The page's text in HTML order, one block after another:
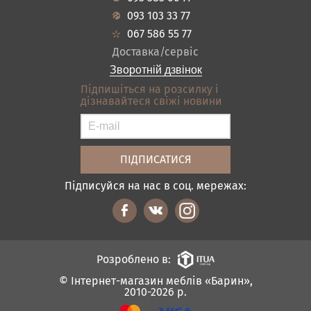
Передпокої
Ванна
Акціі
Гарантія
Кредит
Оплата і доставка
Відгуки
Контакти
Карта сайту
Умови покупки
093 103 33 77
067 586 55 77
Доставка/сервіс
Зворотній дзвінок
Підпишіться на розсилку і
дізнавайтеся свіжі новини
Підписуйся на нас в соц. мережах:
© Інтернет-магазин меблів «Барин»,
2010-2026 р.
Розроблено в: